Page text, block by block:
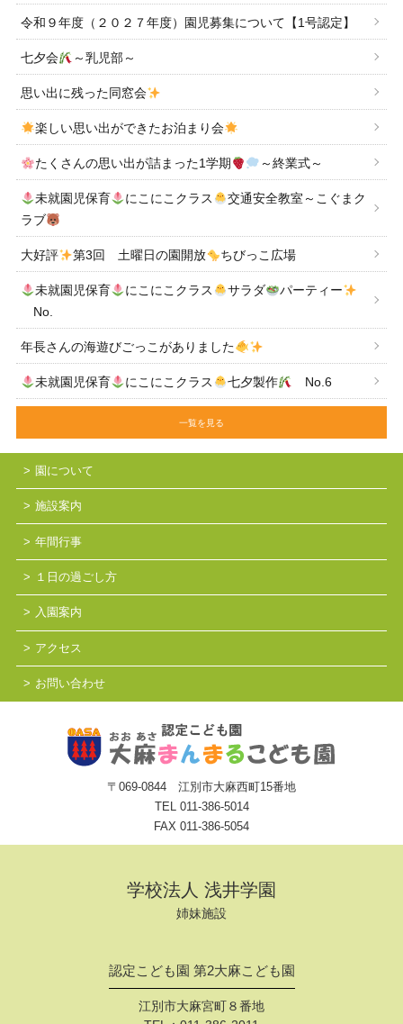
令和９年度（２０２７年度）園児募集について【1号認定】
七夕会 ～乳児部～
思い出に残った同窓会
楽しい思い出ができたお泊まり会
たくさんの思い出が詰まった1学期 ～終業式～
未就園児保育 にこにこクラス
交通安全教室～こぐまク
ラブ
大好評 第3回 土曜日の園開放 ちびっこ広場
未就園児保育 にこにこクラス サラダ
パーティー
No.
年長さんの海遊びごっこがありました
未就園児保育 にこにこクラス 七夕製作 No.6
一覧を見る
園について
施設案内
年間行事
１日の過ごし方
入園案内
アクセス
お問い合わせ
〒069-0844 江別市大麻西町15番地
TEL 011-386-5014
FAX 011-386-5054
学校法人 浅井学園
姉妹施設
認定こども園 第2大麻こども園
江別市大麻宮町８番地